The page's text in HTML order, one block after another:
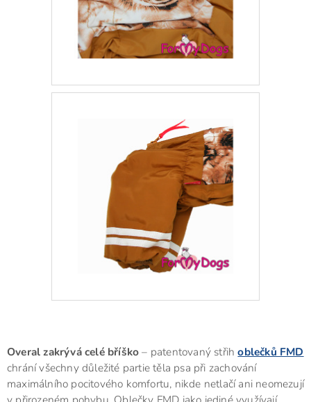
Overal zakrývá celé bříško– patentovaný střihoblečků FMD
chrání všechny důležité partie těla psa při zachování
maximálního pocitového komfortu, nikde netlačí ani neomezují